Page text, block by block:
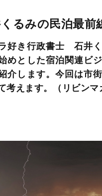
るみの民泊最前
好き行政書士 石井
めとした宿泊関連ビ
介します。今回は市
考えます。（リビン